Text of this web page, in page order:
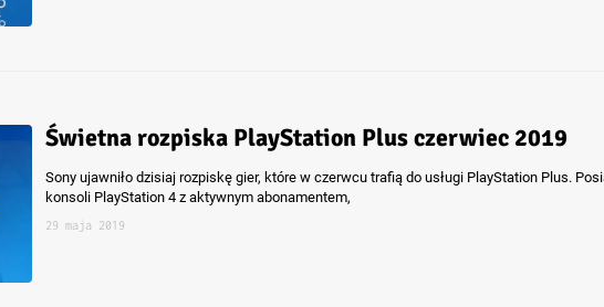
Świetna rozpiska PlayStation Plus czerwiec 2019
Sony ujawniło dzisiaj rozpiskę gier, które w czerwcu trafią do usługi PlayStation Plus.
konsoli PlayStation 4 z aktywnym abonamentem,
29 maja 2019